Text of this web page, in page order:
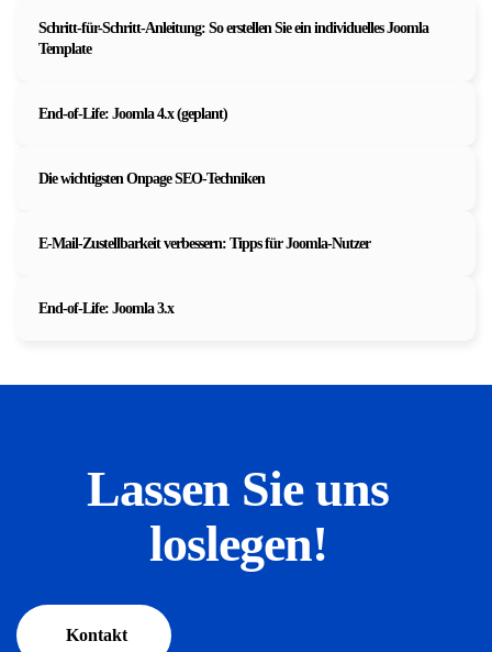
Schritt-für-Schritt-Anleitung: So erstellen Sie ein individuelles Joomla
Template
End-of-Life: Joomla 4.x (geplant)
Die wichtigsten Onpage SEO-Techniken
E-Mail-Zustellbarkeit verbessern: Tipps für Joomla-Nutzer
End-of-Life: Joomla 3.x
Lassen Sie uns
loslegen!
Kontakt